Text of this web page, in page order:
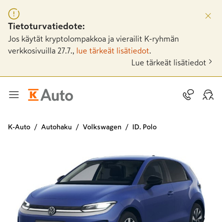
Tietoturvatiedote:
Jos käytät kryptolompakkoa ja vierailit K-ryhmän
verkkosivuilla 27.7.,
lue tärkeät lisätiedot
Lue tärkeät lisätiedot
K-Auto Autohaku Volkswagen ID. Polo